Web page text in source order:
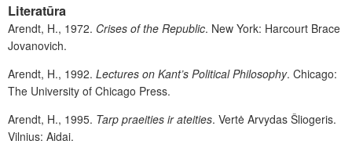
Literatūra
Arendt, H., 1972. Crises of the Republic. New York: Harcourt Brace
Jovanovich.
Arendt, H., 1992. Lectures on Kant’s Political Philosophy. Chicago:
The University of Chicago Press.
Arendt, H., 1995. Tarp praeities ir ateities. Vertė Arvydas Šliogeris.
Vilnius: Aidai.